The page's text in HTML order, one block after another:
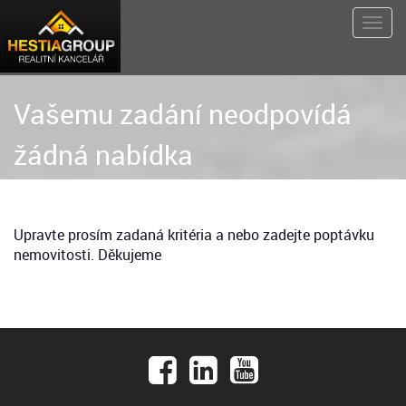
Vašemu zadání neodpovídá
žádná nabídka
Upravte prosím zadaná kritéria a nebo zadejte poptávku
nemovitosti. Děkujeme